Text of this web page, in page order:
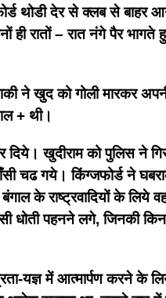
थोडी देर से क्लब से बाहर
ही रातों – रात नंगे पैर
ने खुद को गोली मारकर
+ थी।
खुदीराम को पुलिस ने
चढ गये। किंग्जफोर्ड ने
के राष्ट्रवादियों के लिये
पहनने लगे, जिनकी
यज्ञ में आत्मार्पण करने